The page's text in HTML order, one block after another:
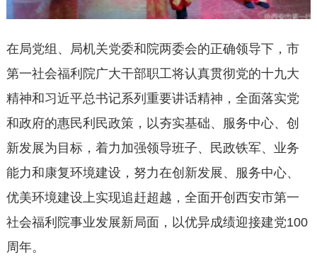
在局党组、局机关党委和院两委会的正确领导下，市
第一社会福利院广大干部职工将认真贯彻党的十九大
精神和习近平总书记系列重要讲话精神，全面落实党
和政府的惠民利民政策，以夯实基础、服务中心、创
新发展为目标，着力加强领导班子、民政铁军、业务
能力和康复环境建设，努力在创新发展、服务中心、
优美环境建设上实现追赶超越，全面开创西安市第一
社会福利院事业发展新局面，以优异成绩迎接建党100
周年。